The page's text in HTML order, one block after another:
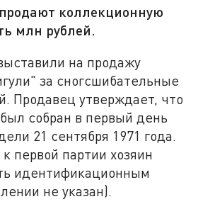
коллекционную
млн рублей.
на продажу
за сногсшибательные
Продавец утверждает, что
собран в первый день
21 сентября 1971 года.
первой партии хозяин
идентификационным
не указан).